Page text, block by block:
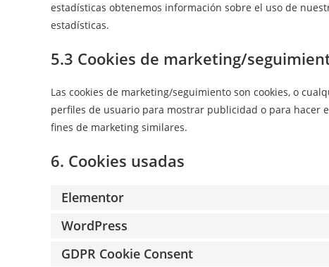
estadísticas obtenemos información sobre el uso de
estadísticas.
5.3 Cookies de marketing/
Las cookies de marketing/seguimiento son cookies, o
perfiles de usuario para mostrar publicidad o para hacer
fines de marketing similares.
6. Cookies usadas
Elementor
WordPress
GDPR Cookie Consent